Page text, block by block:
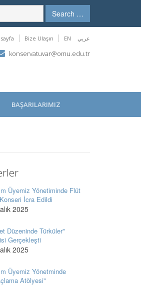
Search …
Bize Ulaşın EN عربي
konservatuvar@omu.edu.tr
BAŞARILARIMIZ
Üyemiz Yönetiminde Flüt
Konseri İcra Edildi
2025
Düzeninde Türküler"
Gerçekleşti
2025
Üyemiz Yönetminde
Atölyesi"